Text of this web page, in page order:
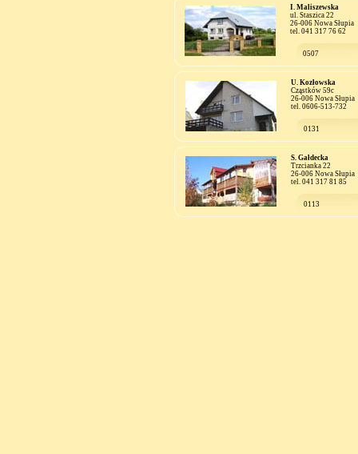
I. Maliszewska
ul. Staszica 22
26-006 Nowa Słupia
tel. 041 317 76 62
0507
U. Kozłowska
Cząstków 59c
26-006 Nowa Słupia
tel. 0606-513-732
0131
S. Gałdecka
Trzcianka 22
26-006 Nowa Słupia
tel. 041 317 81 85
0113